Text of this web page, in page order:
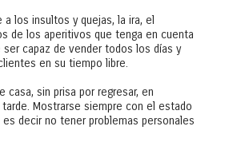
a los insultos y quejas, la ira, el
de los aperitivos que tenga en cuenta
ser capaz de vender todos los días y
en su tiempo libre.
casa, sin prisa por regresar, en
Mostrarse siempre con el estado
decir no tener problemas personales